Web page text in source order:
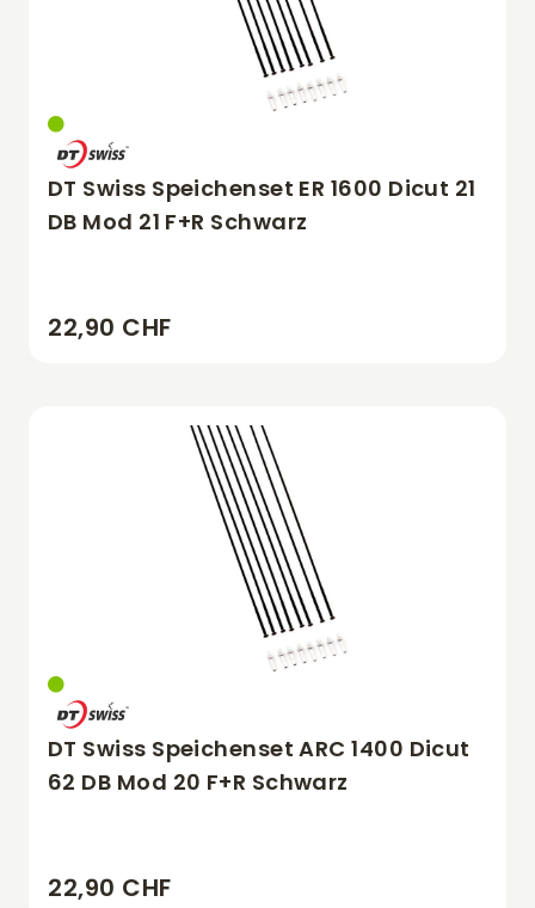
DT Swiss Speichenset ER 1600 Dicut 21
DB Mod 21 F+R Schwarz
22,90 CHF
DT Swiss Speichenset ARC 1400 Dicut
62 DB Mod 20 F+R Schwarz
22,90 CHF